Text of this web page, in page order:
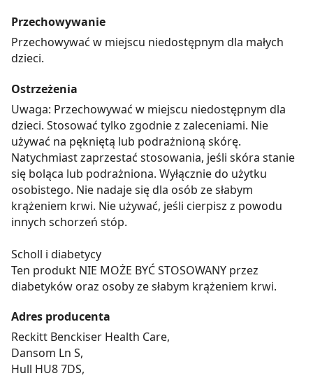
Przechowywanie
Przechowywać w miejscu niedostępnym dla małych
dzieci.
Ostrzeżenia
Uwaga: Przechowywać w miejscu niedostępnym dla
dzieci. Stosować tylko zgodnie z zaleceniami. Nie
używać na pękniętą lub podrażnioną skórę.
Natychmiast zaprzestać stosowania, jeśli skóra stanie
się boląca lub podrażniona. Wyłącznie do użytku
osobistego. Nie nadaje się dla osób ze słabym
krążeniem krwi. Nie używać, jeśli cierpisz z powodu
innych schorzeń stóp.
Scholl i diabetycy
Ten produkt NIE MOŻE BYĆ STOSOWANY przez
diabetyków oraz osoby ze słabym krążeniem krwi.
Adres producenta
Reckitt Benckiser Health Care,
Dansom Ln S,
Hull HU8 7DS,